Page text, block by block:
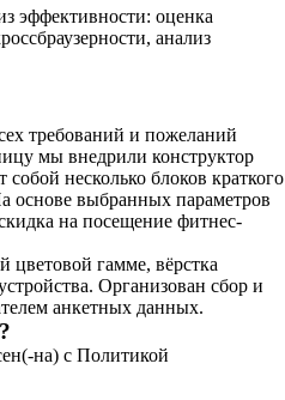
эффективности: оценка
анализ
требований и пожеланий
мы внедрили конструктор
несколько блоков краткого
основе выбранных параметров
на посещение фитнес-
гамме, вёрстка
Организован сбор и
анкетных данных.
на) с Политикой